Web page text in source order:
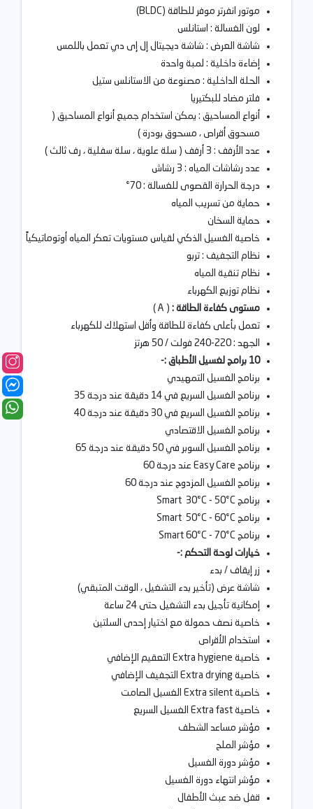
موتور انفرتر موفر للطاقة (BLDC)
لون الغسالة : استانلس
شاشة العرض : شاشة ديجيتال إل إى دي تعمل باللمس
إضاءة داخلية : لمبة واحدة
الحلة الداخلية : مصنوعة من الاستانلس ستيل
فلتر مضاد للبكتيريا
أنواع المساحيق : يمكن استخدام جميع أنواع المساحيق (
مسحوق أقراص ، مسحوق بودرة )
عدد الأرفف : 3 أرفف ( سلة علوية ، سلة سفلية ، رف ثالث )
عدد رشاشات المياه : 3 رشاش
درجة الحرارة القصوى للغسالة : 70°
حماية من تسريب المياه
حماية السخان
خاصية الغسيل الذكي لقياس مستويات تعكر المياه أوتوماتيكياً
نظام التجفيف : تربو
نظام تنقية المياه
نظام توزيع الكهرباء
مستوى كفاءة الطاقة : ( A )
تعمل بأعلى كفاءة للطاقة وأقل استهلاك للكهرباء
الجهد : 220-240 فولت / 50 هرتز
10 برامج لغسيل الأطباق :-
برنامج الغسيل التمهيدي
برنامج الغسيل السريع في 14 دقيقة عند درجة 35
برنامج الغسيل السريع في 30 دقيقة عند درجة 40
برنامج الغسيل الاقتصادي
برنامج الغسيل السوبر في 50 دقيقة عند درجة 65
برنامج Easy Care عند درجة 60
برنامج الغسيل المزدوج عند درجة 60
برنامج Smart 30°C - 50°C
برنامج Smart 50°C - 60°C
برنامج Smart 60°C - 70°C
خيارات لوحة التحكم :-
زر إيقاف / بدء
شاشة عرض (تأخير بدء التشغيل ، الوقت المتبقي)
إمكانية تأجيل بدء التشغيل حتى 24 ساعة
خاصية نصف حمولة مع اختيار إحدى السلتين
استخدام الأقراص
خاصية Extra hygiene التعقيم الإضافي
خاصية Extra drying التجفيف الإضافي
خاصية Extra silent الغسيل الصامت
خاصية Extra fast الغسيل السريع
مؤشر مساعد الشطف
مؤشر الملح
مؤشر دورة الغسيل
مؤشر انتهاء دورة الغسيل
قفل ضد عبث الأطفال